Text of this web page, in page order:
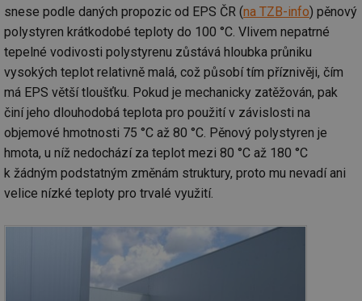
snese podle daných propozic od EPS ČR (na TZB-info) pěnový
polystyren krátkodobé teploty do 100 °C. Vlivem nepatrné
tepelné vodivosti polystyrenu zůstává hloubka průniku
vysokých teplot relativně malá, což působí tím příznivěji, čím
má EPS větší tloušťku. Pokud je mechanicky zatěžován, pak
činí jeho dlouhodobá teplota pro použití v závislosti na
objemové hmotnosti 75 °C až 80 °C. Pěnový polystyren je
hmota, u níž nedochází za teplot mezi 80 °C až 180 °C
k žádným podstatným změnám struktury, proto mu nevadí ani
velice nízké teploty pro trvalé využití.